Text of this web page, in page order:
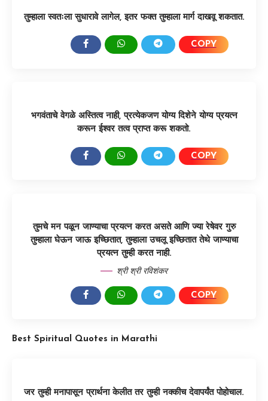
तुम्हाला स्वतःला सुधारावे लागेल, इतर फक्त तुम्हाला मार्ग दाखवू शकतात.
COPY
भगवंताचे वेगळे अस्तित्व नाही, प्रत्येकजण योग्य दिशेने योग्य प्रयत्न
करून ईश्वर तत्व प्राप्त करू शकतो.
COPY
तुमचे मन पळून जाण्याचा प्रयत्न करत असते आणि ज्या रेषेवर गुरु
तुम्हाला घेऊन जाऊ इच्छितात, तुम्हाला उचलू इच्छितात तेथे जाण्याचा
प्रयत्न तुम्ही करत नाही.
श्री श्री रविशंकर
COPY
Best Spiritual Quotes in Marathi
जर तुम्ही मनापासून प्रार्थना केलीत तर तुम्ही नक्कीच देवापर्यंत पोहोचाल.